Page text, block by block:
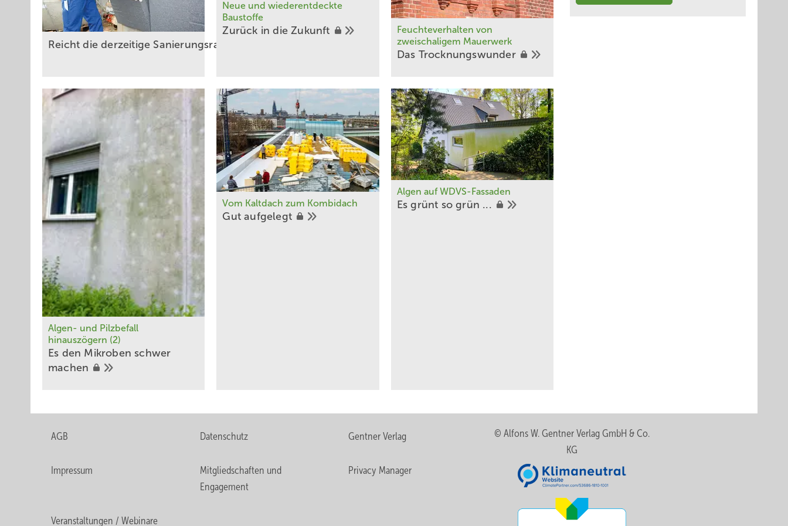
Reicht die derzeitige Sanierungsrate?
Neue und wiederentdeckte
Baustoffe
Zurück in dieZukunft
Feuchteverhalten von
zweischaligem Mauerwerk
Das Trocknung swunder
Algen- und Pilzbefall
hinauszögern (2)
Es den Mikroben schwer
machen
Vom Kaltdach zum Kombidach
Gutaufgelegt
Algen auf WDVS-Fassaden
Es grünt so grün ...
AGB Datenschutz Gentner Verlag
Impressum
Mitgliedschaften und
Engagement
Privacy Manager
Veranstaltungen / Webinare
© Alfons W. Gentner Verlag GmbH & Co.
KG